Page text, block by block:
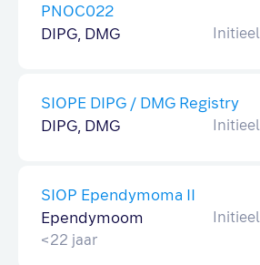
PNOC022
DIPG, DMG
Initieel
SIOPE DIPG / DMG Registry
DIPG, DMG
Initieel
SIOP Ependymoma II
Ependymoom
<22 jaar
Initieel
Documenten
SKION-dagen
Contact